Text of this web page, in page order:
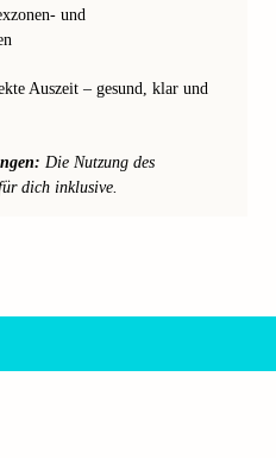
und
Auszeit – gesund, klar und
Die Nutzung des
dich inklusive.